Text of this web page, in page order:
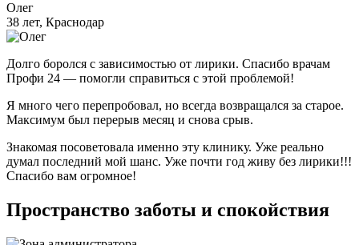
Олег
38 лет, Краснодар
Долго боролся с зависимостью от лирики. Спасибо врачам
Профи 24 — помогли справиться с этой проблемой!
Я много чего перепробовал, но всегда возвращался за старое.
Максимум был перерыв месяц и снова срыв.
Знакомая посоветовала именно эту клинику. Уже реально
думал последний мой шанс. Уже почти год живу без лирики!!!
Спасибо вам огромное!
Пространство заботы и спокойствия